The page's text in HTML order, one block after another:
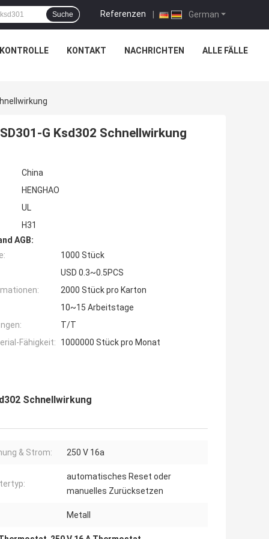
German
Referenzen |
Suche
KONTAKT NACHRICHTEN ALLE FÄLLE
G Ksd302 Schnellwirkung
China
HENGHAO
UL
H31
AGB:
1000 Stück
USD 0.3~0.5PCS
2000 Stück pro Karton
10~15 Arbeitstage
T/T
Fähigkeit:
1000000 Stück pro Monat
Schnellwirkung
& Strom: 250 V 16a
automatisches Reset oder
manuelles Zurücksetzen
Metall